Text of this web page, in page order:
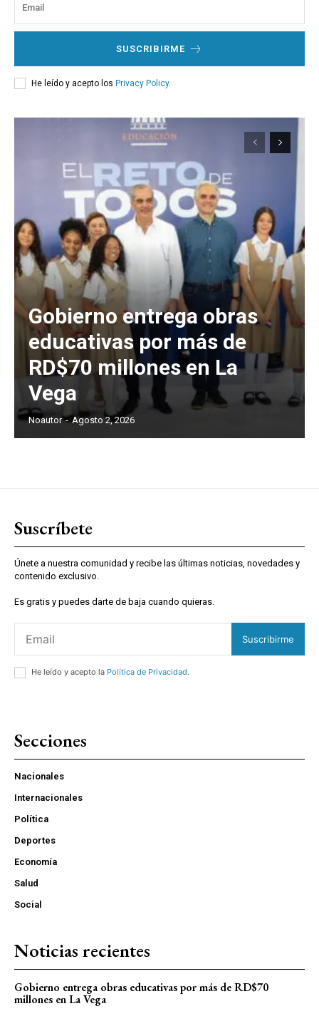
SUSCRIBIRME
He leído y acepto los Privacy Policy.
Gobierno entrega obras
educativas por más de
RD$70 millones en La
Vega
Noautor - Agosto 2, 2026
Suscríbete
Únete a nuestra comunidad y recibe las últimas noticias, novedades y
contenido exclusivo.
Es gratis y puedes darte de baja cuando quieras.
Suscribirme
He leído y acepto la Política de Privacidad.
Secciones
Nacionales
Internacionales
Política
Deportes
Economía
Salud
Social
Noticias recientes
Gobierno entrega obras educativas por más de RD$70
millones en La Vega